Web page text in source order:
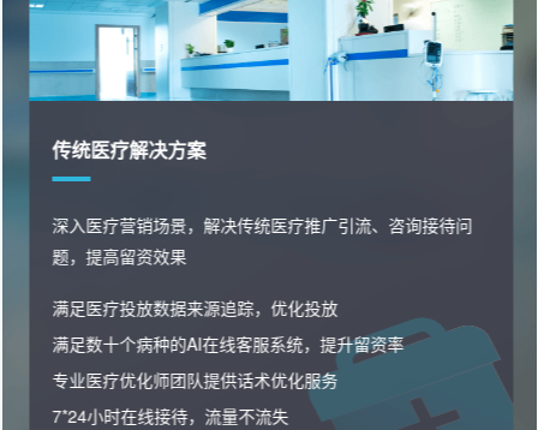
消费医疗解决方案
快速私域沉淀，精准用户画像分析，洞察潜客痛点高效邀
约转化，业绩增长
精准筛选优质投放渠道，让线索更精准
线索分配，网销沉淀私域，电销跟进邀约
多种私域运营玩法，激活转化，催化复购
用户全流程行为洞察与分析